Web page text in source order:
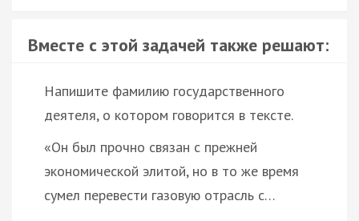
Вместе с этой задачей также решают:
Напишите фамилию государственного
деятеля, о котором говорится в тексте.
«Он был прочно связан с прежней
экономической элитой, но в то же время
сумел перевести газовую отрасль с…